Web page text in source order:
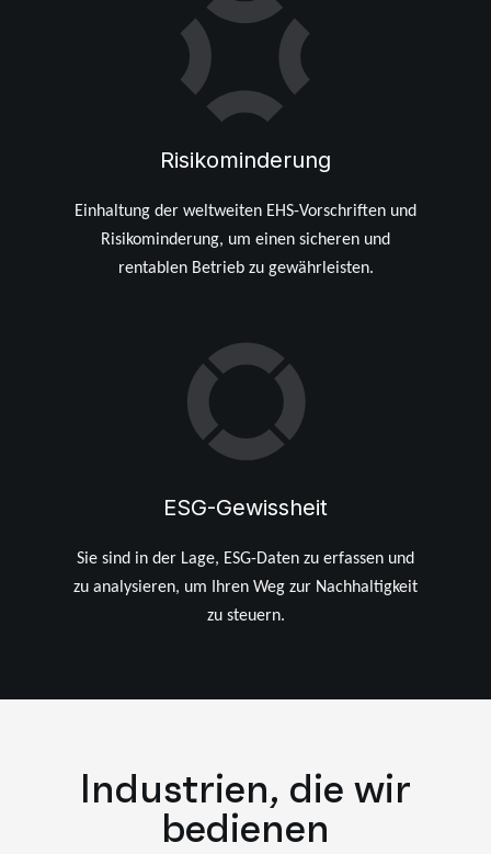
Risikominderung
Einhaltung der weltweiten EHS-Vorschriften und
Risikominderung, um einen sicheren und
rentablen Betrieb zu gewährleisten.
ESG-Gewissheit
Sie sind in der Lage, ESG-Daten zu erfassen und
zu analysieren, um Ihren Weg zur Nachhaltigkeit
zu steuern.
Industrien, die wir
bedienen